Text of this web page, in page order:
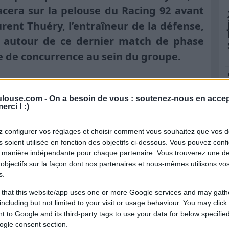
- On a besoin de vous : soutenez-nous en
! :)
configurer vos réglages et choisir comment vous souhaitez que vos
soient utilisée en fonction des objectifs ci-dessous. Vous pouvez
indépendante pour chaque partenaire. Vous trouverez une
sur la façon dont nos partenaires et nous-mêmes utilisons
that this website/app uses one or more Google services and may
but not limited to your visit or usage behaviour. You may
to Google and its third-party tags to use your data for below
consent section.
sur la pelouse du Racing 92 avant
Thuéry, l’entraîneur de la défense,
de ce dernier match de phase
concurrence au sein du groupe.
décision ensuite
aborder le déplacement au
ou maintenir la compétitivité ?
de la défense duStade Toulousaina
tout simplement. On va faire le check
même. Ça a couru, ça a tapé. On va
et, au cas par cas, voir ce qui est le plus
savoir ce qu’on fera et quelle équipe